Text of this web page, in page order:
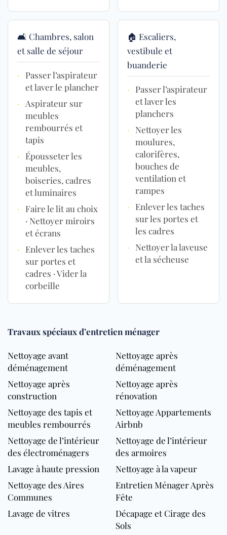
🛋️ Chambres, salon
et salle de séjour
· Passer l’aspirateur
et laver le plancher
· Aspirateur sur
meubles
rembourrés et
tapis
· Épousseter les
meubles,
boiseries, cadres
et luminaires
· Faire le lit au choix
· Nettoyer miroirs
et écrans
· Enlever les taches
sur portes et
cadres · Vider la
corbeille
🏠 Escaliers,
vestibule et
buanderie
· Passer l’aspirateur
et laver les
planchers
· Nettoyer les
moulures,
calorifères,
bouches de
ventilation et
rampes
· Enlever les taches
sur les portes et
les cadres
· Nettoyer la laveuse
et la sécheuse
Travaux spéciaux d’entretien ménager
Nettoyage avant
déménagement
Nettoyage après
déménagement
Nettoyage après
construction
Nettoyage après
rénovation
Nettoyage des tapis et
meubles rembourrés
Nettoyage Appartements
Airbnb
Nettoyage de l’intérieur
des électroménagers
Nettoyage de l’intérieur
des armoires
Lavage à haute pression
Nettoyage à la vapeur
Nettoyage des Aires
Communes
Entretien Ménager Après
Fête
Lavage de vitres
Décapage et Cirage des
Sols